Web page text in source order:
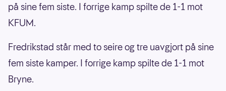
på sine fem siste. I forrige kamp spilte de 1-1 mot
KFUM.
Fredrikstad står med to seire og tre uavgjort på sine
fem siste kamper. I forrige kamp spilte de 1-1 mot
Bryne.